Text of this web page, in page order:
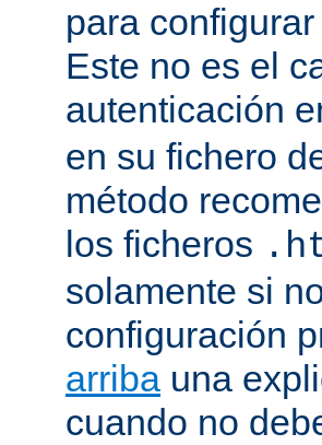
para
Este no es el
autenticación
en su fichero
método
los ficheros
solamente si
configuración
arriba una
cuando no